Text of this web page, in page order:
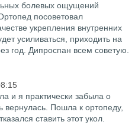
болевых ощущений
посоветовал
укрепления внутренних
усиливаться, приходить на
год. Дипроспан всем советую.
и я практически забыла о
вернулась. Пошла к ортопеду,
ставить этот укол.